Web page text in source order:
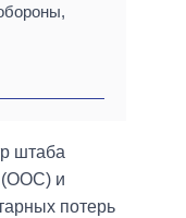
штаба
(ООС) и
потерь